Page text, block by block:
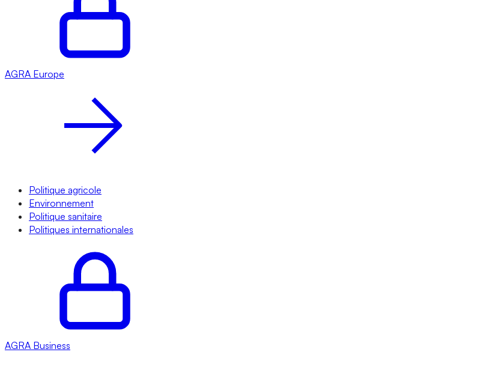
AGRA Europe
Politique agricole
Environnement
Politique sanitaire
Politiques internationales
AGRA Business